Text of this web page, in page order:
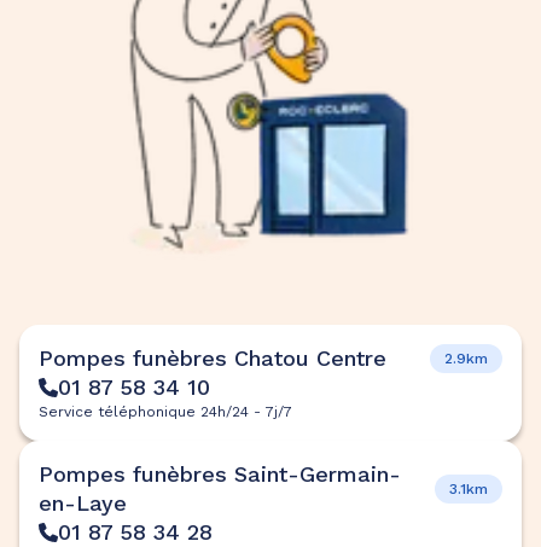
Pompes funèbres Chatou Centre 2.9km
01 87 58 34 10
Service téléphonique 24h/24 - 7j/7
Pompes funèbres Saint-Germain-
en-Laye
3.1km
01 87 58 34 28